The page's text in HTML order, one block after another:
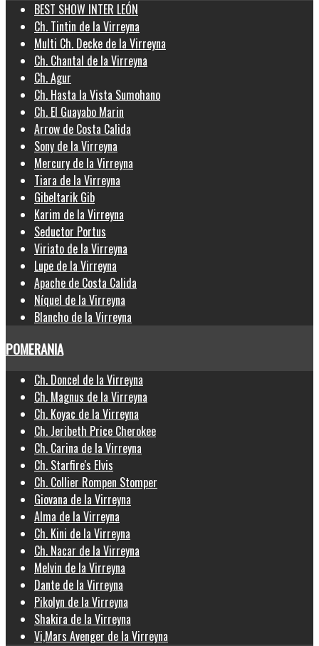
BEST SHOW INTER LEÓN
Ch. Tintin de la Virreyna
Multi Ch. Decke de la Virreyna
Ch. Chantal de la Virreyna
Ch. Agur
Ch. Hasta la Vista Sumohano
Ch. El Guayabo Marin
Arrow de Costa Calida
Sony de la Virreyna
Mercury de la Virreyna
Tiara de la Virreyna
Gibeltarik Gib
Karim de la Virreyna
Seductor Portus
Viriato de la Virreyna
Lupe de la Virreyna
Apache de Costa Calida
Níquel de la Virreyna
Blancho de la Virreyna
POMERANIA
Ch. Doncel de la Virreyna
Ch. Magnus de la Virreyna
Ch. Koyac de la Virreyna
Ch. Jeribeth Price Cherokee
Ch. Carina de la Virreyna
Ch. Starfire's Elvis
Ch. Collier Rompen Stomper
Giovana de la Virreyna
Alma de la Virreyna
Ch. Kini de la Virreyna
Ch. Nacar de la Virreyna
Melvin de la Virreyna
Dante de la Virreyna
Pikolyn de la Virreyna
Shakira de la Virreyna
Vi,Mars Avenger de la Virreyna